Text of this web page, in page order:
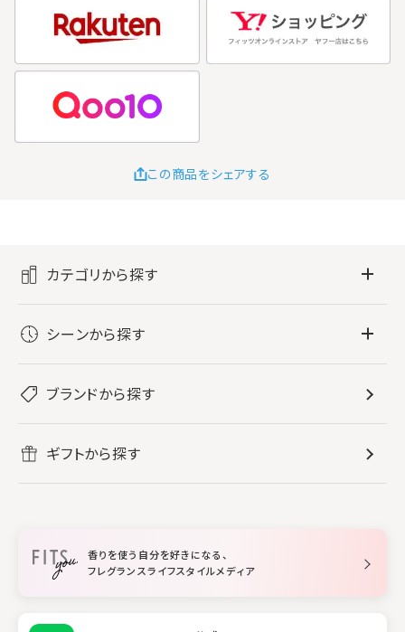
この商品をシェアする
カテゴリから探す
レディース香水
メンズ香水
ボディミスト・スプレー
すべてのバス・ボディケア
ボディ・ハンドクリーム
入浴剤
ホームフレグランス
すべてのホームフレグランス
ルームフレグランス
スタイリング
シーンから探す
リフレッシュしたい
ブランドから探す
ギフトから探す
香りを使う自分を好きになる、
フレグランスライフスタイルメディア